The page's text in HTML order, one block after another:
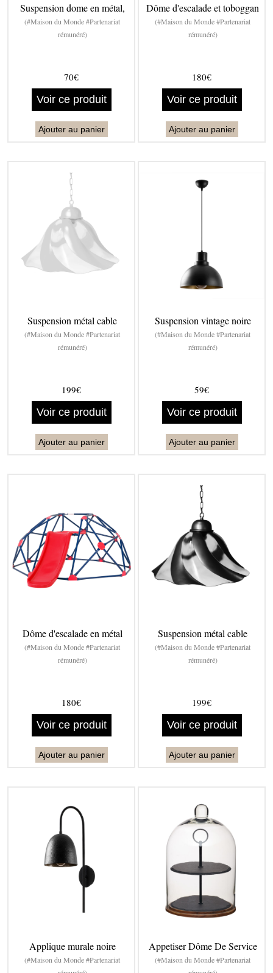
Suspension dome en métal,
(#Maison du Monde #Partenariat
rémunéré)
70€
Voir ce produit
Ajouter au panier
Dôme d'escalade et toboggan
(#Maison du Monde #Partenariat
rémunéré)
180€
Voir ce produit
Ajouter au panier
Suspension métal cable
(#Maison du Monde #Partenariat
rémunéré)
199€
Voir ce produit
Ajouter au panier
Suspension vintage noire
(#Maison du Monde #Partenariat
rémunéré)
59€
Voir ce produit
Ajouter au panier
Dôme d'escalade en métal
(#Maison du Monde #Partenariat
rémunéré)
180€
Voir ce produit
Ajouter au panier
Suspension métal cable
(#Maison du Monde #Partenariat
rémunéré)
199€
Voir ce produit
Ajouter au panier
Applique murale noire
(#Maison du Monde #Partenariat
Appetiser Dôme De Service
(#Maison du Monde #Partenariat